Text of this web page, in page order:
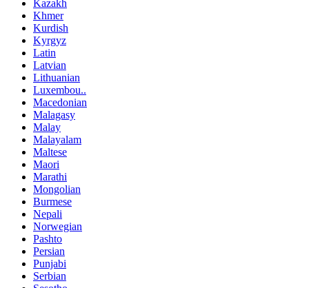
Kazakh
Khmer
Kurdish
Kyrgyz
Latin
Latvian
Lithuanian
Luxembou..
Macedonian
Malagasy
Malay
Malayalam
Maltese
Maori
Marathi
Mongolian
Burmese
Nepali
Norwegian
Pashto
Persian
Punjabi
Serbian